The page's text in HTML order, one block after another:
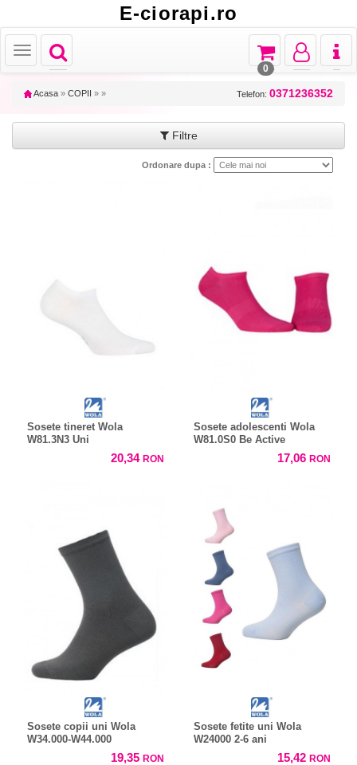
E-ciorapi.ro
Toggle
navigation
Toggle
Toggle
navigation
Toggle
navigation
Toggle
navigation
0
Acasa » COPII » » Telefon: 0371236352
Filtre
Ordonare dupa :
Sosete tineret Wola
W81.3N3 Uni
20,34 RON
Sosete adolescenti Wola
W81.0S0 Be Active
17,06 RON
Sosete copii uni Wola
W34.000-W44.000
19,35 RON
Sosete fetite uni Wola
W24000 2-6 ani
15,42 RON